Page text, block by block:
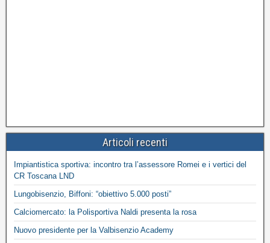
Articoli recenti
Impiantistica sportiva: incontro tra l’assessore Romei e i vertici del
CR Toscana LND
Lungobisenzio, Biffoni: “obiettivo 5.000 posti”
Calciomercato: la Polisportiva Naldi presenta la rosa
Nuovo presidente per la Valbisenzio Academy